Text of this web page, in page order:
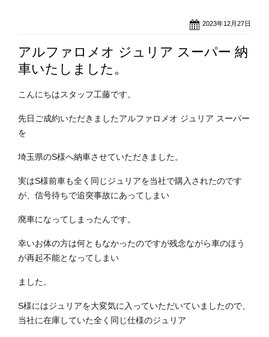
2023年12月27日
アルファロメオ ジュリア スーパー 納
車いたしました。
こんにちはスタッフ工藤です。
先日ご成約いただきましたアルファロメオ ジュリア スーパー
を
埼玉県のS様へ納車させていただきました。
実はS様前車も全く同じジュリアを当社で購入されたのです
が、信号待ちで追突事故にあってしまい
廃車になってしまったんです。
幸いお体の方は何ともなかったのですが残念ながら車のほう
が再起不能となってしまい
ました。
S様にはジュリアを大変気に入っていただいていましたので、
当社に在庫していた全く同じ仕様のジュリア